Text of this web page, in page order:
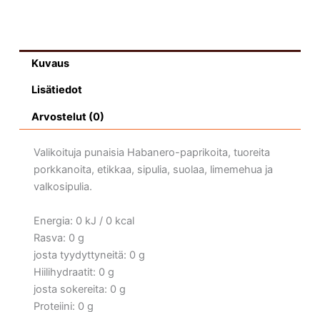
Kuvaus
Lisätiedot
Arvostelut (0)
Valikoituja punaisia Habanero-paprikoita, tuoreita
porkkanoita, etikkaa, sipulia, suolaa, limemehua ja
valkosipulia.
Energia: 0 kJ / 0 kcal
Rasva: 0 g
josta tyydyttyneitä: 0 g
Hiilihydraatit: 0 g
josta sokereita: 0 g
Proteiini: 0 g